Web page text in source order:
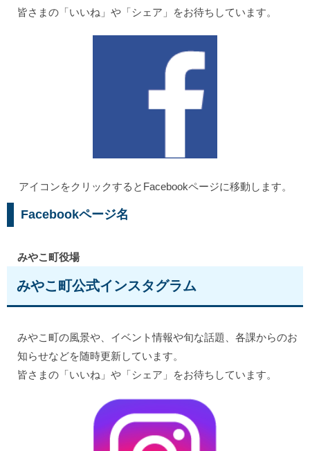
皆さまの「いいね」や「シェア」をお待ちしています。
アイコンをクリックするとFacebookページに移動します。
Facebookページ名
みやこ町役場
みやこ町公式インスタグラム
みやこ町の風景や、イベント情報や旬な話題、各課からのお
知らせなどを随時更新しています。
皆さまの「いいね」や「シェア」をお待ちしています。